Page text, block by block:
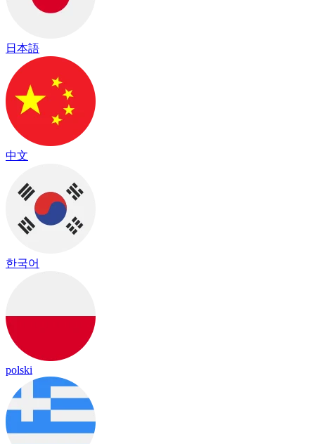
日本語
中文
한국어
polski